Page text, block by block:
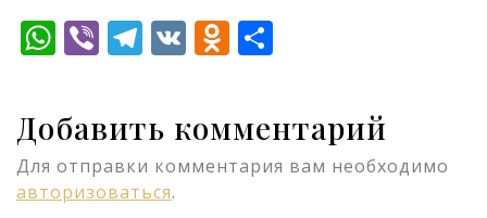
WhatsApp
ViberTelegram
VKOdnoklassniki
Добавить комментарий
Для отправки комментария вам необходимо
авторизоваться.